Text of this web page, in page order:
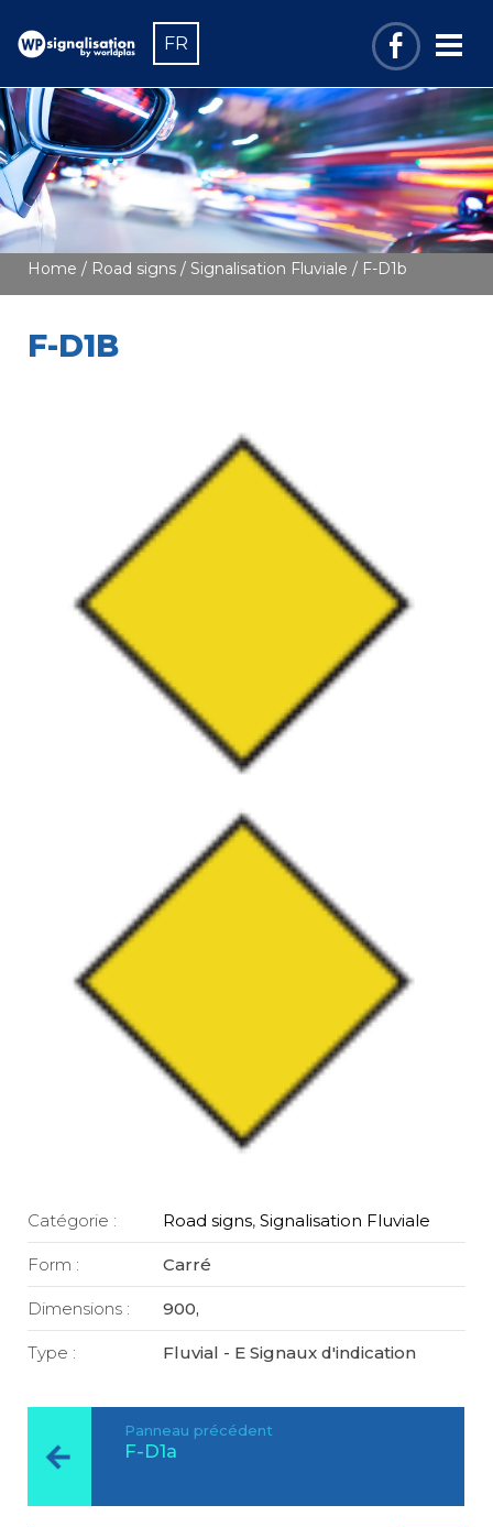
FR
Home / Road signs / Signalisation Fluviale / F-D1b
F-D1B
Catégorie : Road signs,Signalisation Fluviale
Form : Carré
Dimensions : 900,
Type : Fluvial - E Signaux d'indication
Panneau précédent
F-D1a